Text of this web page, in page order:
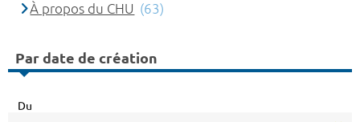
À propos du CHU (63)
Par date de création
Du